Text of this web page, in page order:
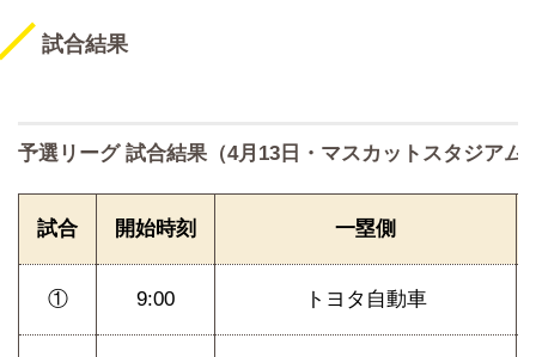
試合結果
予選リーグ 試合結果（4月13日・マスカットスタジアム
試合 開始時刻 一塁側
① 9:00 トヨタ自動車